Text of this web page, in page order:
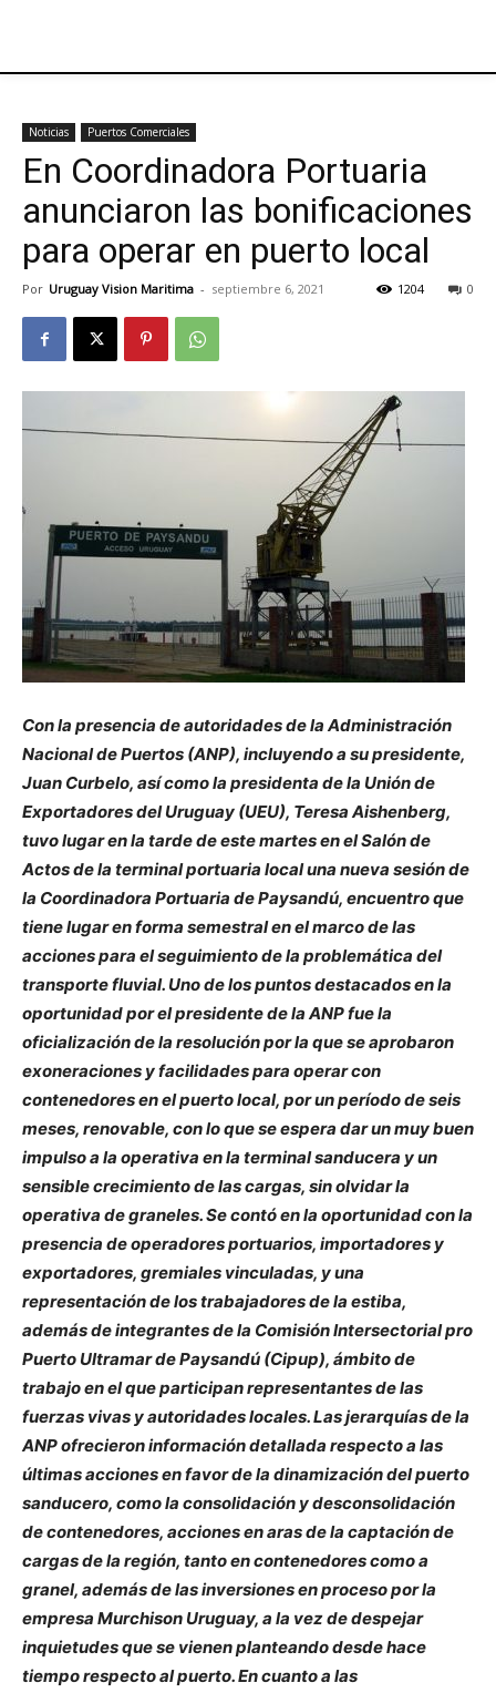
Noticias Puertos Comerciales
En Coordinadora Portuaria
anunciaron las bonificaciones
para operar en puerto local
Por Uruguay Vision Maritima - septiembre 6, 2021 0
1204
Con la presencia de autoridades de la Administración
Nacional de Puertos (ANP), incluyendo a su presidente,
Juan Curbelo, así como la presidenta de la Unión de
Exportadores del Uruguay (UEU), Teresa Aishenberg,
tuvo lugar en la tarde de este martes en el Salón de
Actos de la terminal portuaria local una nueva sesión de
la Coordinadora Portuaria de Paysandú, encuentro que
tiene lugar en forma semestral en el marco de las
acciones para el seguimiento de la problemática del
transporte fluvial. Uno de los puntos destacados en la
oportunidad por el presidente de la ANP fue la
oficialización de la resolución por la que se aprobaron
exoneraciones y facilidades para operar con
contenedores en el puerto local, por un período de seis
meses, renovable, con lo que se espera dar un muy buen
impulso a la operativa en la terminal sanducera y un
sensible crecimiento de las cargas, sin olvidar la
operativa de graneles. Se contó en la oportunidad con la
presencia de operadores portuarios, importadores y
exportadores, gremiales vinculadas, y una
representación de los trabajadores de la estiba,
además de integrantes de la Comisión Intersectorial pro
Puerto Ultramar de Paysandú (Cipup), ámbito de
trabajo en el que participan representantes de las
fuerzas vivas y autoridades locales. Las jerarquías de la
ANP ofrecieron información detallada respecto a las
últimas acciones en favor de la dinamización del puerto
sanducero, como la consolidación y desconsolidación
de contenedores, acciones en aras de la captación de
cargas de la región, tanto en contenedores como a
granel, además de las inversiones en proceso por la
empresa Murchison Uruguay, a la vez de despejar
inquietudes que se vienen planteando desde hace
tiempo respecto al puerto. En cuanto a las